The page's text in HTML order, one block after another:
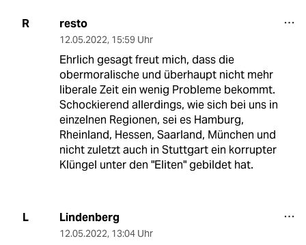
R resto
12.05.2022, 15:59 Uhr
Ehrlich gesagt freut mich, dass die
obermoralische und überhaupt nicht mehr
liberale Zeit ein wenig Probleme bekommt.
Schockierend allerdings, wie sich bei uns in
einzelnen Regionen, sei es Hamburg,
Rheinland, Hessen, Saarland, München und
nicht zuletzt auch in Stuttgart ein korrupter
Klüngel unter den "Eliten" gebildet hat.
L Lindenberg
12.05.2022, 13:04 Uhr